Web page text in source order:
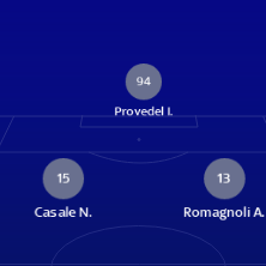
94
Provedel I.
15
Casale N.
13
Romagnoli A.